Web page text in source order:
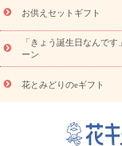
ド
お花の種類
お祝い お祝い・
5000円～
お祝い・
悔やみ
円～
お供え・お悔
読み物
いのマナー
定年退
お供えセットギフト
「きょう誕生日なんです
ーン
花とみどりのeギフト